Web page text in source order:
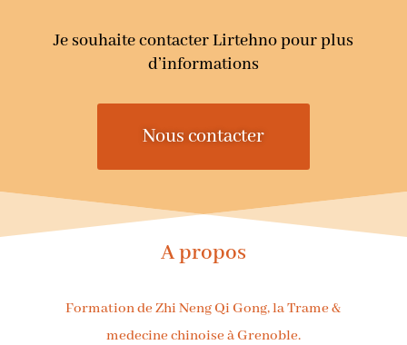
Je souhaite contacter Lirtehno pour plus
d’informations
Nous contacter
A propos
Formation de Zhi Neng Qi Gong, la Trame &
medecine chinoise à Grenoble.